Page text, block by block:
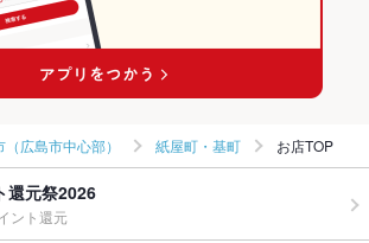
れOK ：ご家族連れの方にも人気！お子様連れもお待
ます。
人数、ご予算等お気軽にお問合せ下さい。
の提供は有りません
（広島市中心部） 紙屋町・基町 お店TOP
還元祭2026
ント還元